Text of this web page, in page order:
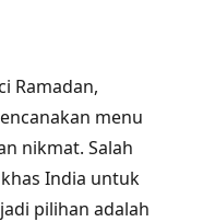
Ramadan,
menu
nikmat. Salah
India untuk
pilihan adalah